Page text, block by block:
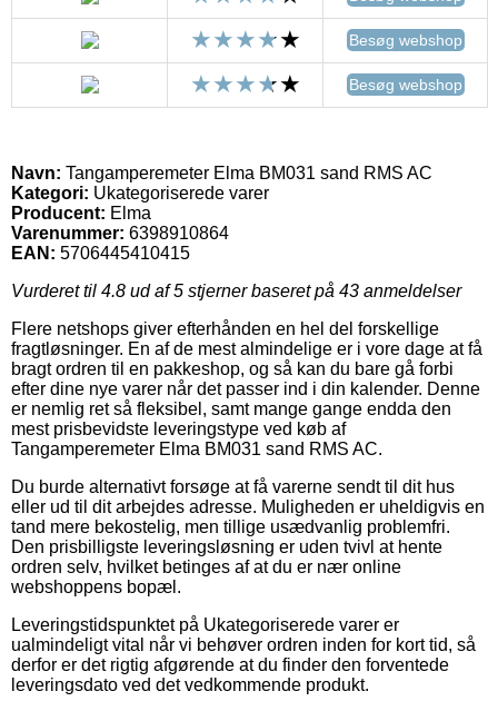
Besøg webshop
Besøg webshop
Navn: Tangamperemeter Elma BM031 sand RMS AC
Kategori: Ukategoriserede varer
Producent: Elma
Varenummer: 6398910864
EAN: 5706445410415
Vurderet til 4.8 ud af 5 stjerner baseret på 43 anmeldelser
Flere netshops giver efterhånden en hel del forskellige
fragtløsninger. En af de mest almindelige er i vore dage at få
bragt ordren til en pakkeshop, og så kan du bare gå forbi
efter dine nye varer når det passer ind i din kalender. Denne
er nemlig ret så fleksibel, samt mange gange endda den
mest prisbevidste leveringstype ved køb af
Tangamperemeter Elma BM031 sand RMS AC.
Du burde alternativt forsøge at få varerne sendt til dit hus
eller ud til dit arbejdes adresse. Muligheden er uheldigvis en
tand mere bekostelig, men tillige usædvanlig problemfri.
Den prisbilligste leveringsløsning er uden tvivl at hente
ordren selv, hvilket betinges af at du er nær online
webshoppens bopæl.
Leveringstidspunktet på Ukategoriserede varer er
ualmindeligt vital når vi behøver ordren inden for kort tid, så
derfor er det rigtig afgørende at du finder den forventede
leveringsdato ved det vedkommende produkt.